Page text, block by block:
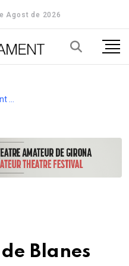
Agost de 2026
Blanes